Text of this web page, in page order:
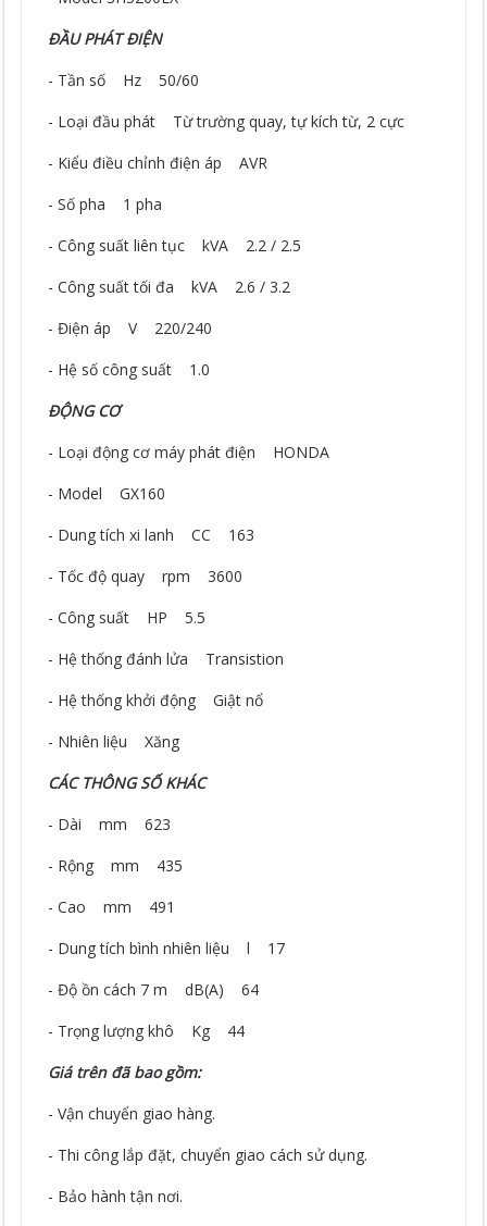
ĐẦU PHÁT ĐIỆN
- Tần số Hz 50/60
- Loại đầu phát Từ trường quay, tự kích từ, 2 cực
- Kiểu điều chỉnh điện áp AVR
- Số pha 1 pha
- Công suất liên tục kVA 2.2 / 2.5
- Công suất tối đa kVA 2.6 / 3.2
- Điện áp V 220/240
- Hệ số công suất 1.0
ĐỘNG CƠ
- Loại động cơ máy phát điện HONDA
- Model GX160
- Dung tích xi lanh CC 163
- Tốc độ quay rpm 3600
- Công suất HP 5.5
- Hệ thống đánh lửa Transistion
- Hệ thống khởi động Giật nổ
- Nhiên liệu Xăng
CÁC THÔNG SỐ KHÁC
- Dài mm 623
- Rộng mm 435
- Cao mm 491
- Dung tích bình nhiên liệu l 17
- Độ ồn cách 7 m dB(A) 64
- Trọng lượng khô Kg 44
Giá trên đã bao gồm:
- Vận chuyển giao hàng.
- Thi công lắp đặt, chuyển giao cách sử dụng.
- Bảo hành tận nơi.